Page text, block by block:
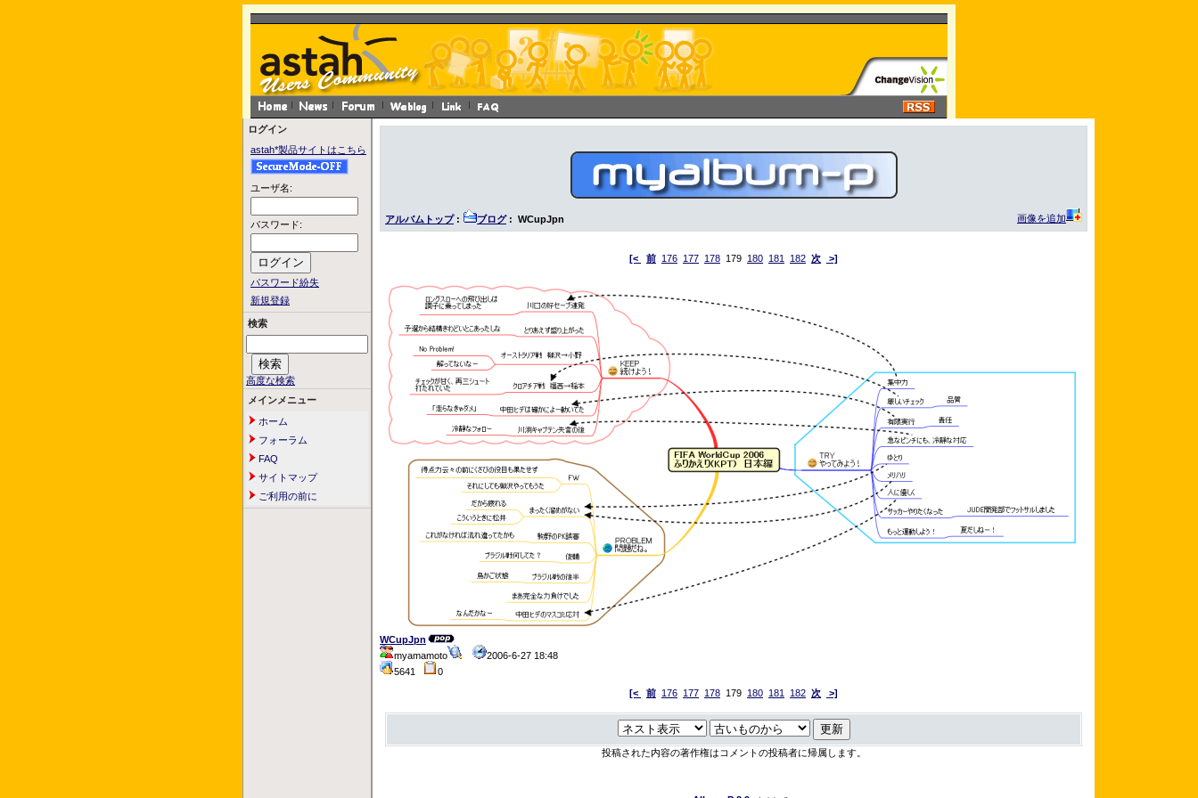
ログイン
astah*製品サイトはこちら
ユーザ名:
パスワード:
パスワード紛失
新規登録
検索
高度な検索
メインメニュー
ホーム
フォーラム
FAQ
サイトマップ
ご利用の前に
アルバムトップ: ブログ: WCupJpn 画像を追加
[< 前 176 177 178 179 180 181 182 次 >]
WCupJpn
myamamoto
2006-6-27 18:48
5641
0
[<
前 176 177 178 179 180 181 182 次 >]
投稿された内容の著作権はコメントの投稿者に帰属します。